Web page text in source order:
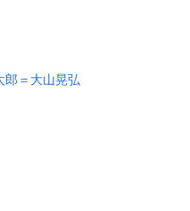
郎＝大山晃弘